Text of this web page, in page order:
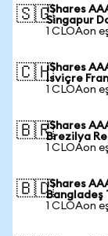
🇸🇬iShares
Singapur
1 CLOAon
🇨🇭iShares
İsviçre
1 CLOAon
🇧🇷iShares
Brezilya
1 CLOAon
🇧🇩iShares
Bangladeş
1 CLOAon